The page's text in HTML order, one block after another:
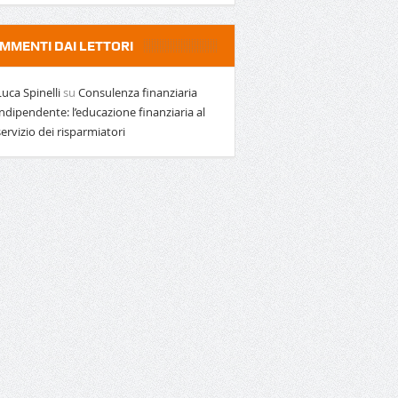
DAI LETTORI
Spinellisu Consulenza finanziaria
l’educazione finanziaria al
dei risparmiatori